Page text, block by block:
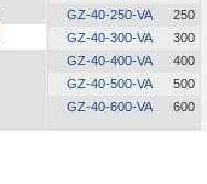
GZ-40-250-VA
250
GZ-40-300-VA
300
GZ-40-400-VA
400
GZ-40-500-VA
500
GZ-40-600-VA
600